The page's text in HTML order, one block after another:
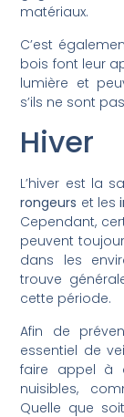
matériaux.
C’est
bois font leur
lumière et
s’ils ne sont
Hiver
L’hiver est la
rongeurs et les
Cependant,
peuvent
dans les
trouve
cette période.
Afin de
essentiel de
faire appel à
nuisibles,
Quelle que